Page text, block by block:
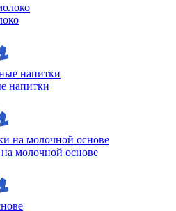
напитки
молочной основе